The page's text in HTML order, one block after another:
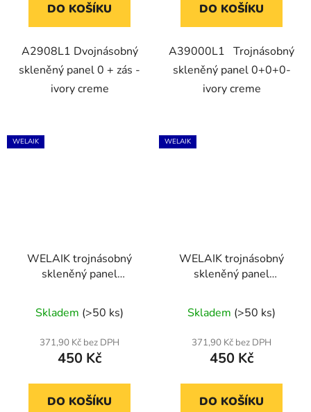
DO KOŠÍKU
A2908L1 Dvojnásobný
skleněný panel 0 + zás -
ivory creme
DO KOŠÍKU
A39000L1 Trojnásobný
skleněný panel 0+0+0-
ivory creme
WELAIK
WELAIK trojnásobný
skleněný panel
Skladem (>50 ks)
371,90 Kč bez DPH
450 Kč
DO KOŠÍKU
WELAIK
WELAIK trojnásobný
skleněný panel
Skladem (>50 ks)
371,90 Kč bez DPH
450 Kč
DO KOŠÍKU